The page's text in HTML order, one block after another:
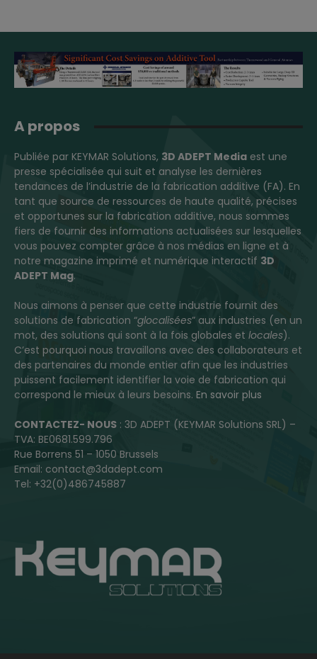
A propos
Publiée par KEYMAR Solutions, 3D ADEPT Media est une
presse spécialisée qui suit et analyse les dernières
tendances de l’industrie de la fabrication additive (FA). En
tant que source de ressources de haute qualité, précises
et opportunes sur la fabrication additive, nous sommes
fiers de fournir des informations actualisées sur lesquelles
vous pouvez compter grâce à nos médias en ligne et à
notre magazine imprimé et numérique interactif 3D
ADEPT Mag.
Nous aimons à penser que cette industrie fournit des
solutions de fabrication “glocalisées” aux industries (en un
mot, des solutions qui sont à la fois globales et locales).
C’est pourquoi nous travaillons avec des collaborateurs et
des partenaires du monde entier afin que les industries
puissent facilement identifier la voie de fabrication qui
correspond le mieux à leurs besoins. En savoir plus
CONTACTEZ- NOUS : 3D ADEPT (KEYMAR Solutions SRL) –
TVA: BE0681.599.796
Rue Borrens 51 – 1050 Brussels
Email: contact@3dadept.com
Tel: +32(0)486745887